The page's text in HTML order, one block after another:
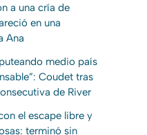
a una cría de
en una
Ana
medio país
Coudet tras
de River
el escape libre y
terminó sin